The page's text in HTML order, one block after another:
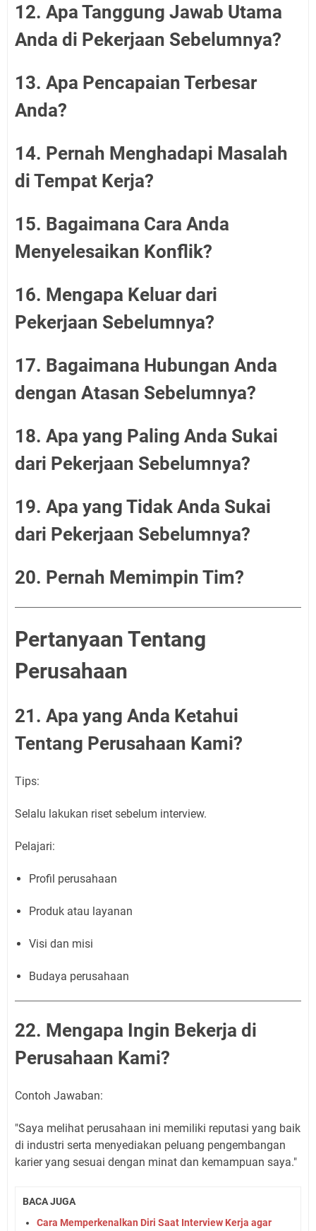
12. Apa Tanggung Jawab Utama
Anda di Pekerjaan Sebelumnya?
13. Apa Pencapaian Terbesar
Anda?
14. Pernah Menghadapi Masalah
di Tempat Kerja?
15. Bagaimana Cara Anda
Menyelesaikan Konflik?
16. Mengapa Keluar dari
Pekerjaan Sebelumnya?
17. Bagaimana Hubungan Anda
dengan Atasan Sebelumnya?
18. Apa yang Paling Anda Sukai
dari Pekerjaan Sebelumnya?
19. Apa yang Tidak Anda Sukai
dari Pekerjaan Sebelumnya?
20. Pernah Memimpin Tim?
Pertanyaan Tentang
Perusahaan
21. Apa yang Anda Ketahui
Tentang Perusahaan Kami?
Tips:
Selalu lakukan riset sebelum interview.
Pelajari:
Profil perusahaan
Produk atau layanan
Visi dan misi
Budaya perusahaan
22. Mengapa Ingin Bekerja di
Perusahaan Kami?
Contoh Jawaban:
"Saya melihat perusahaan ini memiliki reputasi yang baik
di industri serta menyediakan peluang pengembangan
karier yang sesuai dengan minat dan kemampuan saya."
BACA JUGA
Cara Memperkenalkan Diri Saat Interview Kerja agar